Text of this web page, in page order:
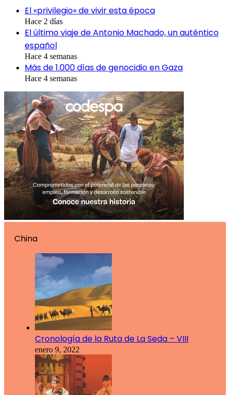
El «privilegio» de vivir esta época
Hace 2 días
El último viaje de Antonio Machado, un auténtico
español
Hace 4 semanas
Más de 1.000 días de genocidio en Gaza
Hace 4 semanas
China
Cronología de la Ruta de La Seda – VIII
enero 9, 2022